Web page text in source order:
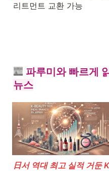
리트먼트 교환 가능
파루미와 빠르게
뉴스
日서 역대 최고 실적 거둔